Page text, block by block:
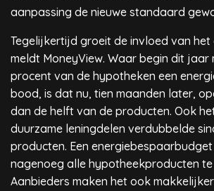
aanpassing de nieuwe standaard
Tegelijkertijd groeit de invloed van het
meldt MoneyView. Waar begin dit jaar
procent van de hypotheken een
bood, is dat nu, tien maanden later,
dan de helft van de producten. Ook
duurzame leningdelen verdubbelde
producten. Een energiebespaarbudget
nagenoeg alle hypotheekproducten te
Aanbieders maken het ook